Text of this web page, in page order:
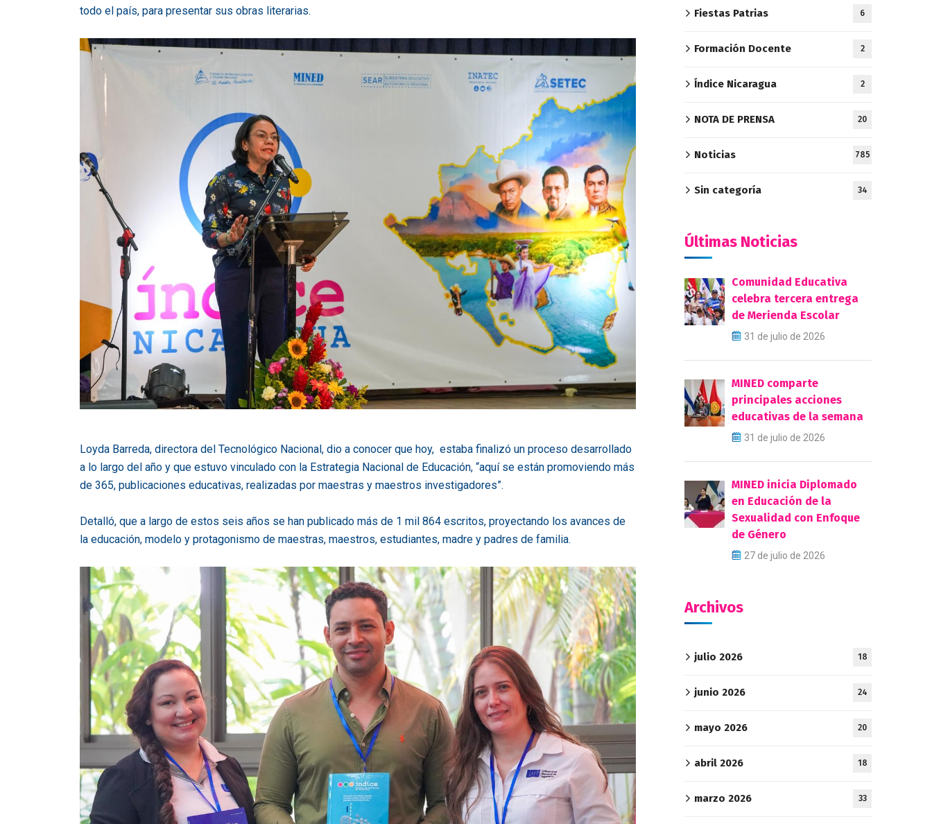
todo el país, para presentar sus obras literarias.
Loyda Barreda, directora del Tecnológico Nacional, dio a conocer que hoy, estaba finalizó un proceso desarrollado
a lo largo del año y que estuvo vinculado con la Estrategia Nacional de Educación, “aquí se están promoviendo más
de 365, publicaciones educativas, realizadas por maestras y maestros investigadores”.
Detalló, que a largo de estos seis años se han publicado más de 1 mil 864 escritos, proyectando los avances de
la educación, modelo y protagonismo de maestras, maestros, estudiantes, madre y padres de familia.
Fiestas Patrias 6
Formación Docente 2
Índice Nicaragua 2
NOTA DE PRENSA 20
Noticias 785
Sin categoría 34
Últimas Noticias
Comunidad Educativa
celebra tercera entrega
de Merienda Escolar
31 de julio de 2026
MINED comparte
principales acciones
educativas de la semana
31 de julio de 2026
MINED inicia Diplomado
en Educación de la
Sexualidad con Enfoque
de Género
27 de julio de 2026
Archivos
julio 2026 18
junio 2026 24
mayo 2026 20
abril 2026 18
marzo 2026 33